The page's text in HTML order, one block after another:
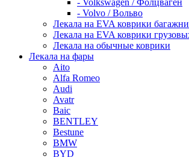
- Volkswagen / Фолцваген
- Volvo / Вольво
Лекала на EVA коврики
Лекала на EVA коврики
Лекала на обычные коврики
Лекала на фары
Aito
Alfa Romeo
Audi
Avatr
Baic
BENTLEY
Bestune
BMW
BYD